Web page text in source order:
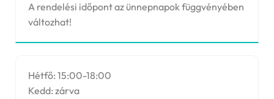
A rendelési időpont az ünnepnapok függvényében
változhat!
Hétfő: 15:00-18:00
Kedd: zárva